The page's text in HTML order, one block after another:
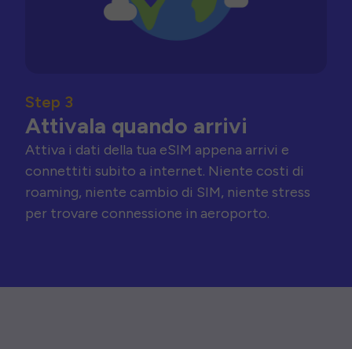
Step 3
Attivala quando arrivi
Attiva i dati della tua eSIM appena arrivi e
connettiti subito a internet. Niente costi di
roaming, niente cambio di SIM, niente stress
per trovare connessione in aeroporto.